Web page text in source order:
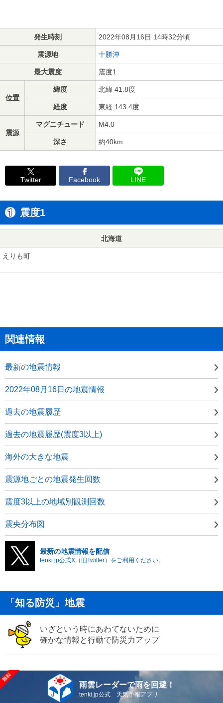
発生時刻 2022年08月16日 14時32分頃
震源地 十勝沖
最大震度 震度1
位置
緯度 北緯 41.8度
経度 東経 143.4度
震源
マグニチュード M4.0
深さ 約40km
Twitter Facebook LINE
震度1
北海道
えりも町
関連情報
最新の地震情報
2022年08月16日の地震情報
過去の地震履歴
過去の地震履歴(震度3以上)
海外の大きな地震
震源地ごとの地震発生回数
震度3以上の地域別観測回数
震央分布図
最新の地震情報を配信
tenki.jp公式X（旧Twitter）をご利用ください。
「知る防災」地震
いざという時にあわてないために
確かな情報と行動で防災力アップ
雨雲レーダーで雨を回避！
tenki.jp公式 天気予報アプリ